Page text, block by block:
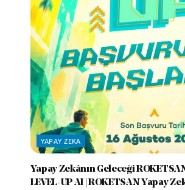
YAPAY ZEKA
Yapay Zekânın Geleceği
LEVEL-UP AI | ROKETSAN Yapay